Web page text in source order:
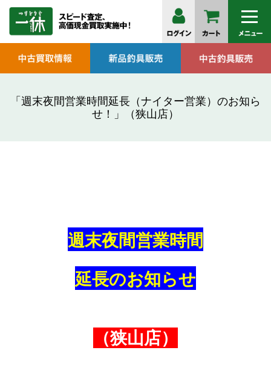
「週末夜間営業時間延長（ナイター営業）のお知ら
せ！」（狭山店）
週末夜間営業時間
延長のお知らせ
（狭山店）